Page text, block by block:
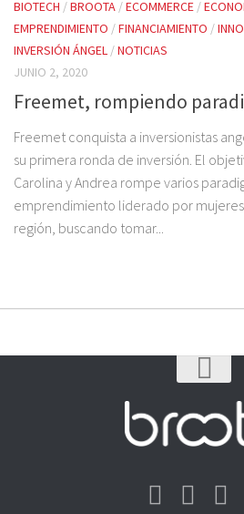
BIOTECH /BROOTA /ECOMMERCE /
EMPRENDIMIENTO /FINANCIAMIENTO /
INVERSIÓN ÁNGEL /NOTICIAS
JUNIO 2, 2020
Freemet, rompiendo
Freemet conquista a inversionistas
su primera ronda de inversión. El
Carolina y Andrea rompe varios
emprendimiento liderado por mujeres
región, buscando tomar...